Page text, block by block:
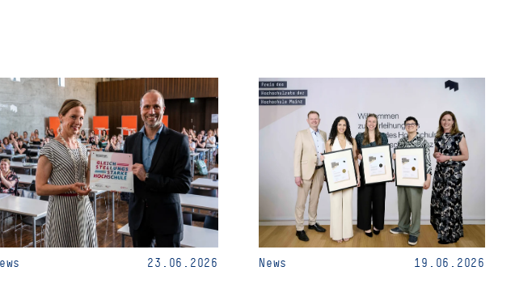
23.06.2026 News 19.06.2026